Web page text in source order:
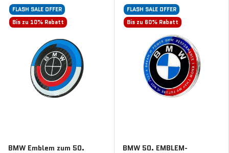
FLASH SALE OFFER
Bis zu 10% Rabatt
BMW Emblem zum 50.
FLASH SALE OFFER
Bis zu 60% Rabatt
BMW 50. EMBLEM-